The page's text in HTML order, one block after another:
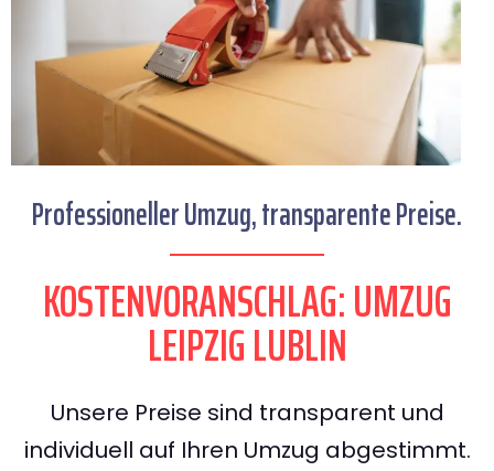
Professioneller Umzug, transparente Preise.
KOSTENVORANSCHLAG: UMZUG
LEIPZIG LUBLIN
Unsere Preise sind transparent und
individuell auf Ihren Umzug abgestimmt.